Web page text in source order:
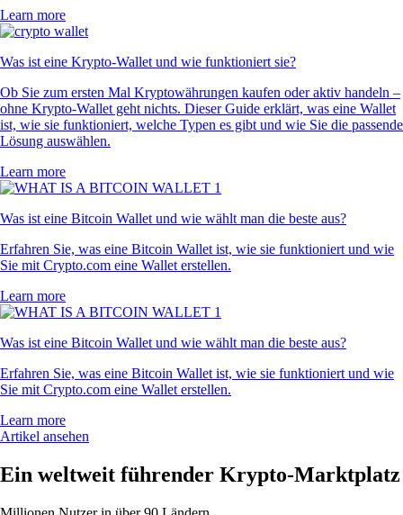
Learn more
Was ist eine Krypto-Wallet und wie funktioniert sie?
Ob Sie zum ersten Mal Kryptowährungen kaufen oder aktiv handeln –
ohne Krypto-Wallet geht nichts. Dieser Guide erklärt, was eine Wallet
ist, wie sie funktioniert, welche Typen es gibt und wie Sie die passende
Lösung auswählen.
Learn more
Was ist eine Bitcoin Wallet und wie wählt man die beste aus?
Erfahren Sie, was eine Bitcoin Wallet ist, wie sie funktioniert und wie
Sie mit Crypto.com eine Wallet erstellen.
Learn more
Was ist eine Bitcoin Wallet und wie wählt man die beste aus?
Erfahren Sie, was eine Bitcoin Wallet ist, wie sie funktioniert und wie
Sie mit Crypto.com eine Wallet erstellen.
Learn more
Artikel ansehen
Ein weltweit führender Krypto-Marktplatz